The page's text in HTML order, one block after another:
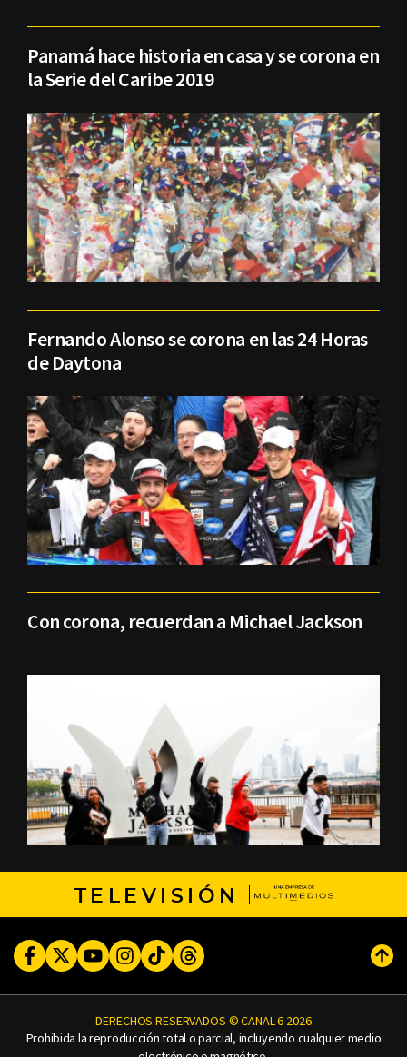
Panamá hace historia en casa y se corona en
la Serie del Caribe 2019
Fernando Alonso se corona en las 24 Horas
de Daytona
Con corona, recuerdan a Michael Jackson
TELEVISIÓN
FacebookTwitterYoutubeInstagram
TikTokThreads
DERECHOS RESERVADOS © CANAL 6 2026
Prohibida la reproducción total o parcial, incluyendo cualquier medio